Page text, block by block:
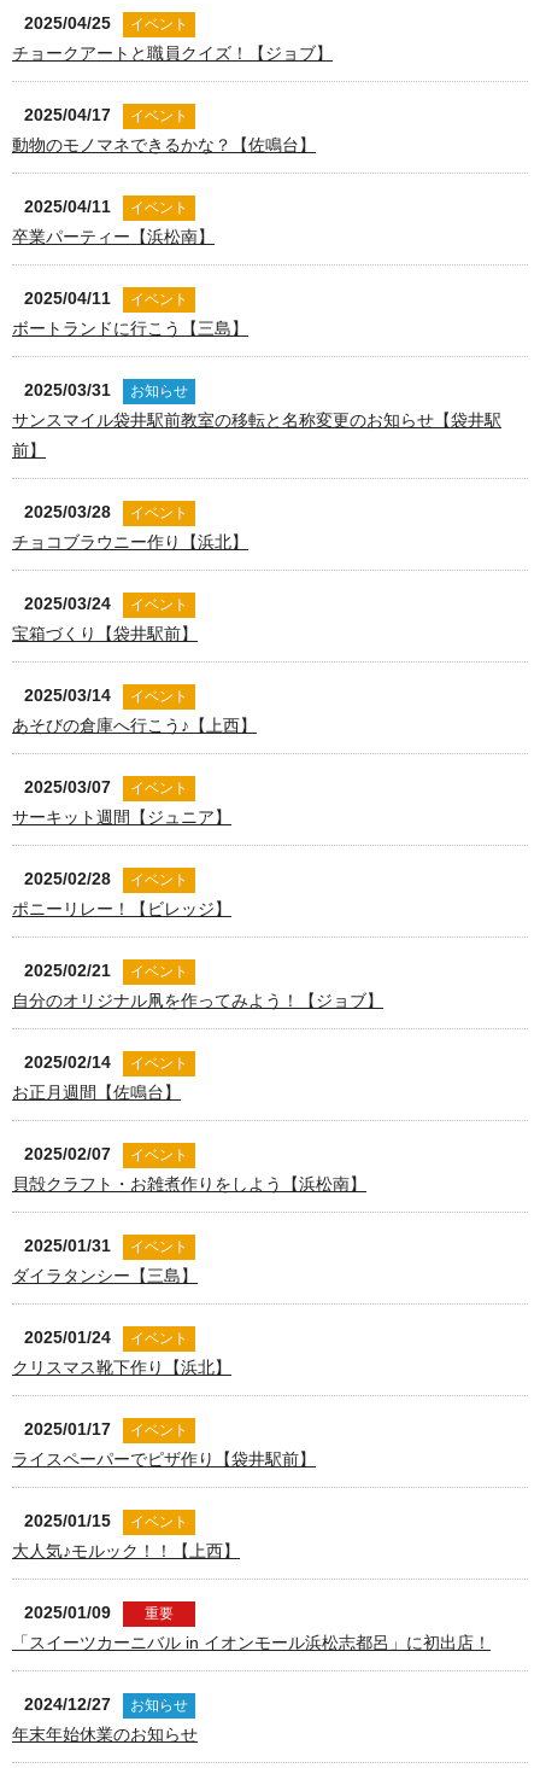
2025/04/25 イベント
チョークアートと職員クイズ！【ジョブ】
2025/04/17 イベント
動物のモノマネできるかな？【佐鳴台】
2025/04/11 イベント
卒業パーティー【浜松南】
2025/04/11 イベント
ボートランドに行こう【三島】
2025/03/31 お知らせ
サンスマイル袋井駅前教室の移転と名称変更のお知らせ【袋井駅
前】
2025/03/28 イベント
チョコブラウニー作り【浜北】
2025/03/24 イベント
宝箱づくり【袋井駅前】
2025/03/14 イベント
あそびの倉庫へ行こう♪【上西】
2025/03/07 イベント
サーキット週間【ジュニア】
2025/02/28 イベント
ポニーリレー！【ビレッジ】
2025/02/21 イベント
自分のオリジナル凧を作ってみよう！【ジョブ】
2025/02/14 イベント
お正月週間【佐鳴台】
2025/02/07 イベント
貝殻クラフト・お雑煮作りをしよう【浜松南】
2025/01/31 イベント
ダイラタンシー【三島】
2025/01/24 イベント
クリスマス靴下作り【浜北】
2025/01/17 イベント
ライスペーパーでピザ作り【袋井駅前】
2025/01/15 イベント
大人気♪モルック！！【上西】
2025/01/09 重要
「スイーツカーニバル in イオンモール浜松志都呂」に初出店！
2024/12/27 お知らせ
年末年始休業のお知らせ